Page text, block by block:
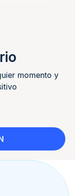
momento y